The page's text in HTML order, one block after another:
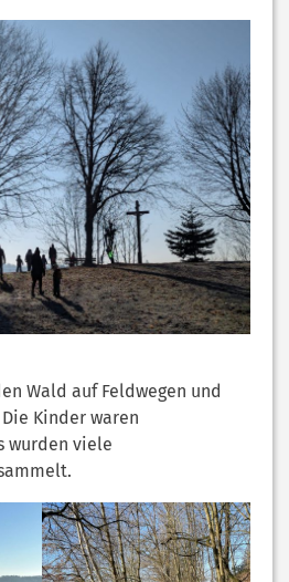
Wald auf Feldwegen und
Kinder waren
wurden viele